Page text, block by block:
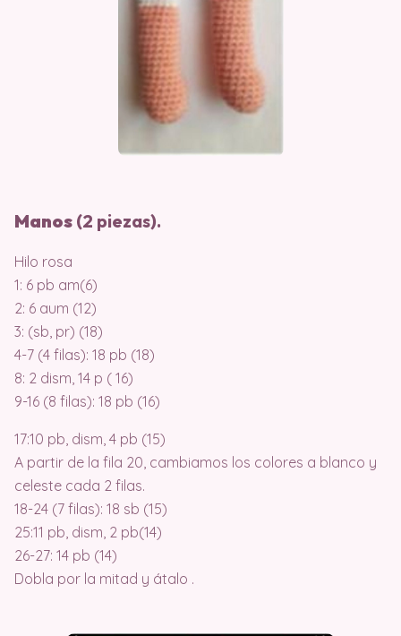
Manos (2 piezas).
Hilo rosa
1: 6 pb am(6)
2: 6 aum (12)
3: (sb, pr) (18)
4-7 (4 filas): 18 pb (18)
8: 2 dism, 14 p ( 16)
9-16 (8 filas): 18 pb (16)
17:10 pb, dism, 4 pb (15)
A partir de la fila 20, cambiamos los colores a blanco y
celeste cada 2 filas.
18-24 (7 filas): 18 sb (15)
25:11 pb, dism, 2 pb(14)
26-27: 14 pb (14)
Dobla por la mitad y átalo .